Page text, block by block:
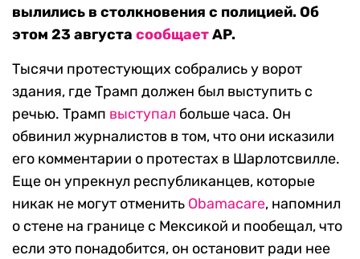
вылились в столкновения с полицией. Об
этом 23 августа сообщаетAP.
Тысячи протестующих собрались у ворот
здания, где Трамп должен был выступить с
речью. Трамп выступал больше часа. Он
обвинил журналистов в том, что они исказили
его комментарии о протестах в Шарлотсвилле.
Еще он упрекнул республиканцев, которые
никак не могут отменить Obamacare, напомнил
о стене на границе с Мексикой и пообещал, что
если это понадобится, он остановит ради нее